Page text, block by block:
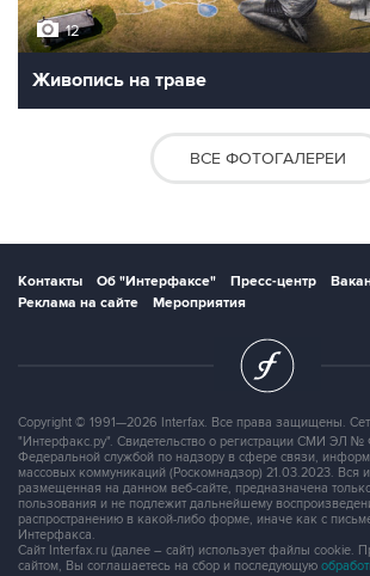
12
Живопись на траве
ВСЕ ФОТОГАЛЕРЕИ
Контакты Об "Интерфаксе" Пресс-центр
Реклама на сайте
Мероприятия
Copyright © 1991—2026 Interfax. Все права защищены.
"Интерфакс.ру". Свидетельство о регистрации СМИ ЭЛ
Федеральной службой по надзору в сфере связи,
массовых коммуникаций (Роскомнадзор) 21.03.2023. Вся
размещенная на данном веб-сайте, предназначена
пользования и не подлежит дальнейшему
распространению в какой-либо форме, иначе как с
Интерфакса.
Сайт Interfax.ru (далее – сайт) использует файлы cookie.
сайтом, Вы соглашаетесь на сбор и последующую